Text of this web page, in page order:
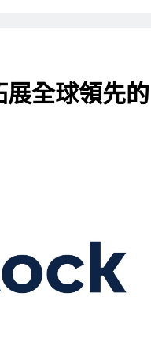
全球領先的